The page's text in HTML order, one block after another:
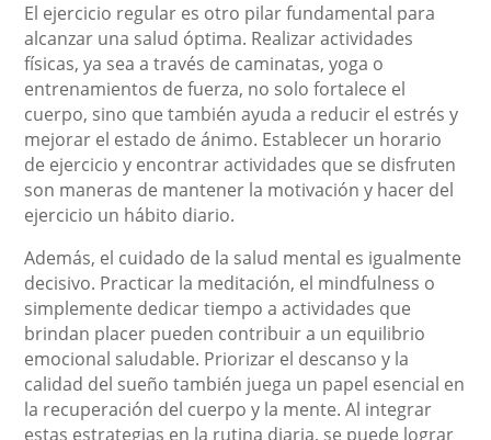
El ejercicio regular es otro pilar fundamental para
alcanzar una salud óptima. Realizar actividades
físicas, ya sea a través de caminatas, yoga o
entrenamientos de fuerza, no solo fortalece el
cuerpo, sino que también ayuda a reducir el estrés y
mejorar el estado de ánimo. Establecer un horario
de ejercicio y encontrar actividades que se disfruten
son maneras de mantener la motivación y hacer del
ejercicio un hábito diario.
Además, el cuidado de la salud mental es igualmente
decisivo. Practicar la meditación, el mindfulness o
simplemente dedicar tiempo a actividades que
brindan placer pueden contribuir a un equilibrio
emocional saludable. Priorizar el descanso y la
calidad del sueño también juega un papel esencial en
la recuperación del cuerpo y la mente. Al integrar
estas estrategias en la rutina diaria, se puede lograr